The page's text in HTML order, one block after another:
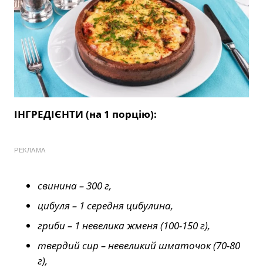
ІНГРЕДІЄНТИ (на 1 порцію):
РЕКЛАМА
свинина – 300 г,
цибуля – 1 середня цибулина,
гриби – 1 невелика жменя (100-150 г),
твердий сир – невеликий шматочок (70-80
г),